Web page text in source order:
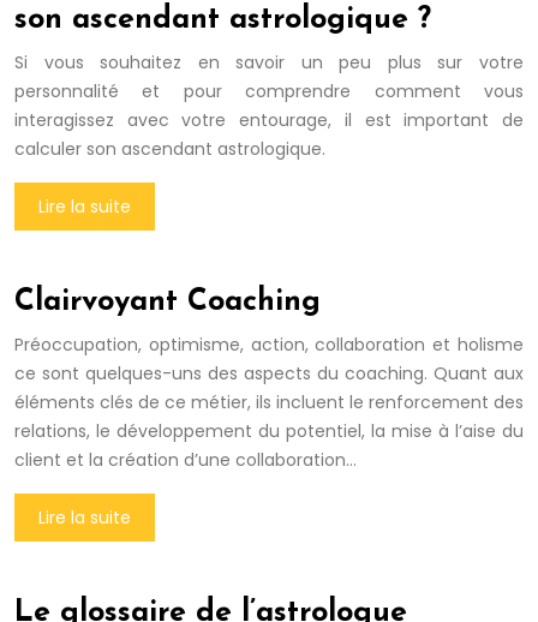
son ascendant astrologique ?
Si vous souhaitez en savoir un peu plus sur votre
personnalité et pour comprendre comment vous
interagissez avec votre entourage, il est important de
calculer son ascendant astrologique.
Lire la suite
Clairvoyant Coaching
Préoccupation, optimisme, action, collaboration et holisme
ce sont quelques-uns des aspects du coaching. Quant aux
éléments clés de ce métier, ils incluent le renforcement des
relations, le développement du potentiel, la mise à l’aise du
client et la création d’une collaboration…
Lire la suite
Le glossaire de l’astrologue